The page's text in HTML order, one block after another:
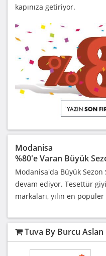
kapınıza getiriyor.
Modanisa
%80'e Varan Büyük
Modanisa'da Büyük Sezon
devam ediyor. Tesettür
markaları, yılın en
Tuva By Burcu